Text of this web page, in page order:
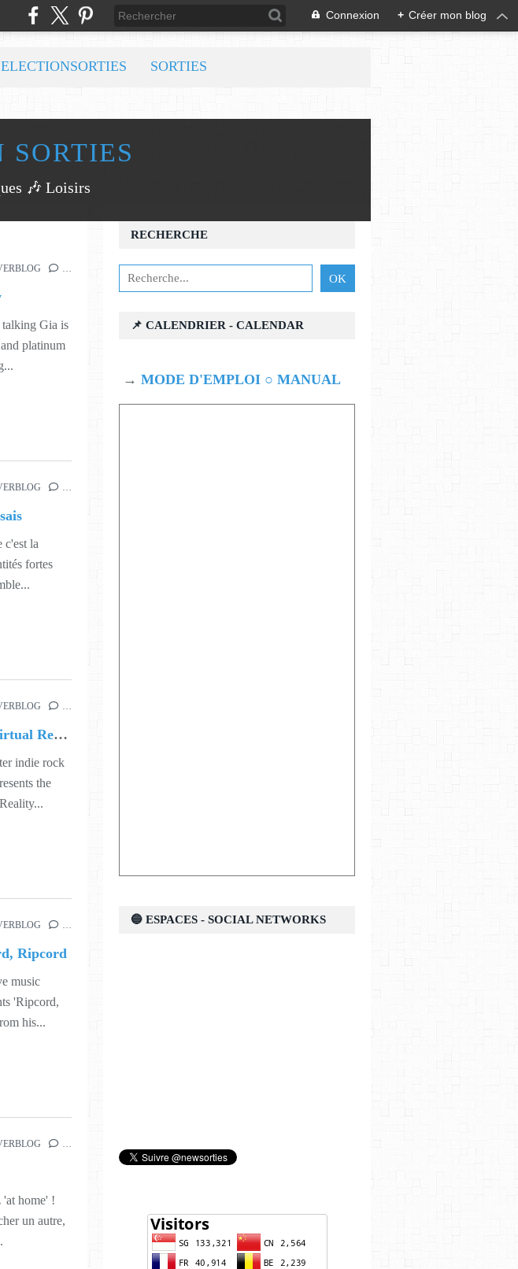
Connexion + Créer mon blog
SORTIES
🎶 Loisirs
SORTIES
…
Gia is
platinum
…
c'est la
fortes
…
The Speed of Sound • Virtual Reality 123 / Charlotte 12"
indie rock
the
…
Ripcord
music
'Ripcord,
his...
,L'ART DE CATH
…
'at home' !
un autre,
RECHERCHE
📌 CALENDRIER - CALENDAR
→ MODE D'EMPLOI ○ MANUAL
🔵 ESPACES - SOCIAL NETWORKS